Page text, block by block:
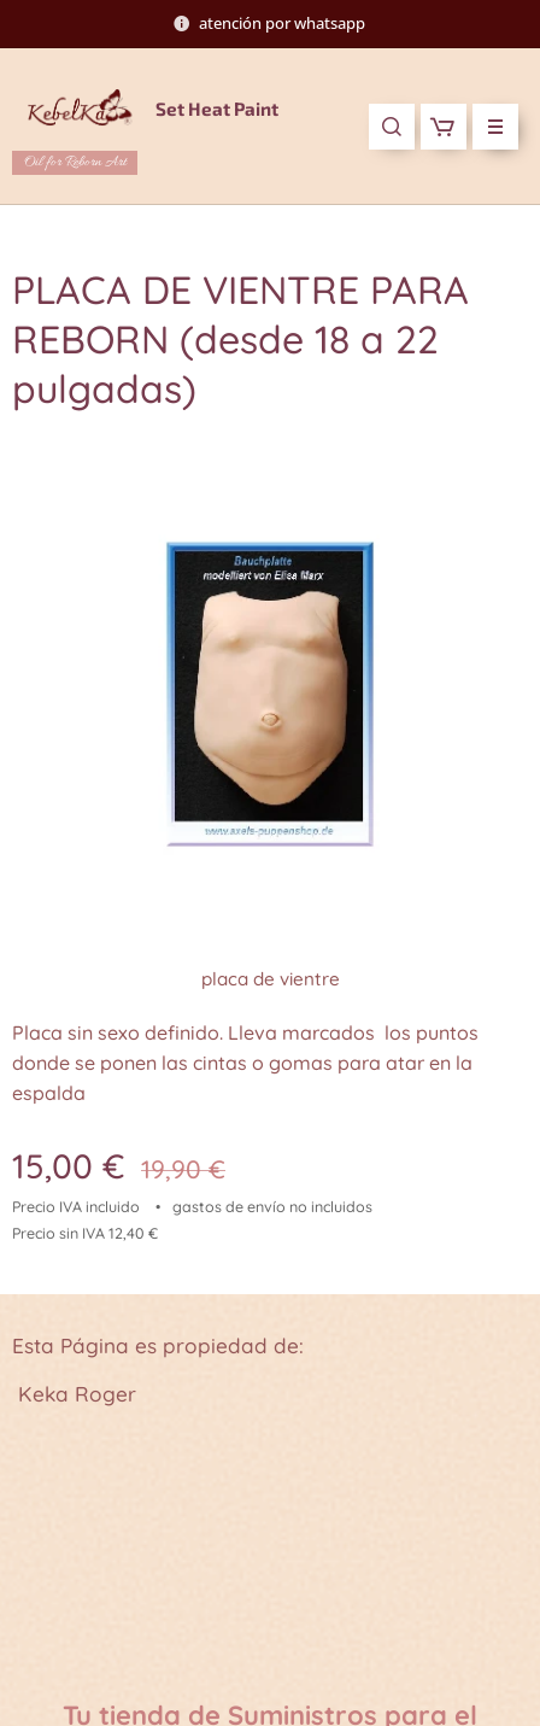
atención por whatsapp
Set Heat Paint
Oil for Reborn Art
PLACA DE VIENTRE PARA
REBORN (desde 18 a 22
pulgadas)
placa de vientre
Placa sin sexo definido. Lleva marcados los puntos
donde se ponen las cintas o gomas para atar en la
espalda
15,00 € 19,90€
Precio IVA incluido
gastos de envío no incluidos
Precio sin IVA 12,40 €
Esta Página es propiedad de:
Keka Roger
Tu tienda de Suministros para el